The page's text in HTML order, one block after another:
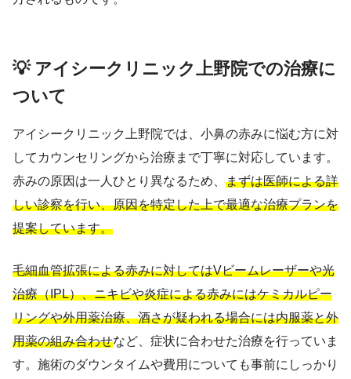
💡 アイシークリニック上野院での治療に
ついて
アイシークリニック上野院では、小鼻の赤みに悩む方に対
してカウンセリングから治療まで丁寧に対応しています。
赤みの原因は一人ひとり異なるため、 まずは医師による詳
しい診察を行い、原因を特定した上で最適な治療プランを
提案しています。
毛細血管拡張による赤みに対してはVビームレーザーや光
治療（IPL）、ニキビや炎症による赤みにはケミカルピー
リングや外用薬治療、酒さが疑われる場合には内服薬と外
用薬の組み合わせなど、症状に合わせた治療を行っていま
す。施術のダウンタイムや費用についても事前にしっかり